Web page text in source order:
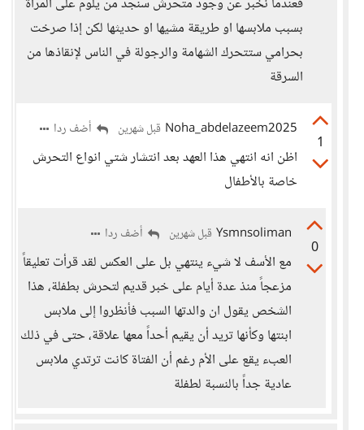
بسبب ملابسها او طريقة مشيها او حديثها لكن إذا صرخت
بحرامي ستتحرك الشهامة والرجولة في الناس لإنقاذها من
السرقة
1
Noha_abdelazeem2025 قبل شهرين أضف ردا
اظن انه انتهي هذا العهد بعد انتشار شتي انواع التحرش
خاصة بالأطفال
0
Ysmnsoliman قبل شهرين أضف ردا
مع الأسف لا شيء ينتهي بل على العكس لقد قرأت تعليقاً
مزعجاً منذ عدة أيام على خبر قديم لتحرش بطفلة، هذا
الشخص يقول ان والدتها السبب فأنظروا إلى ملابس
ابنتها وكأنها تريد أن يقيم أحداً معها علاقة، حتى في ذلك
العبء يقع على الأم رغم أن الفتاة كانت ترتدي ملابس
عادية جداً بالنسبة لطفلة